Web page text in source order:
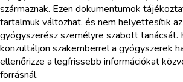
származnak. Ezen dokumentumok
tartalmuk változhat, és nem helyettesítik
gyógyszerész személyre szabott tanácsát.
konzultáljon szakemberrel a gyógyszerek
ellenőrizze a legfrissebb információkat
forrásnál.